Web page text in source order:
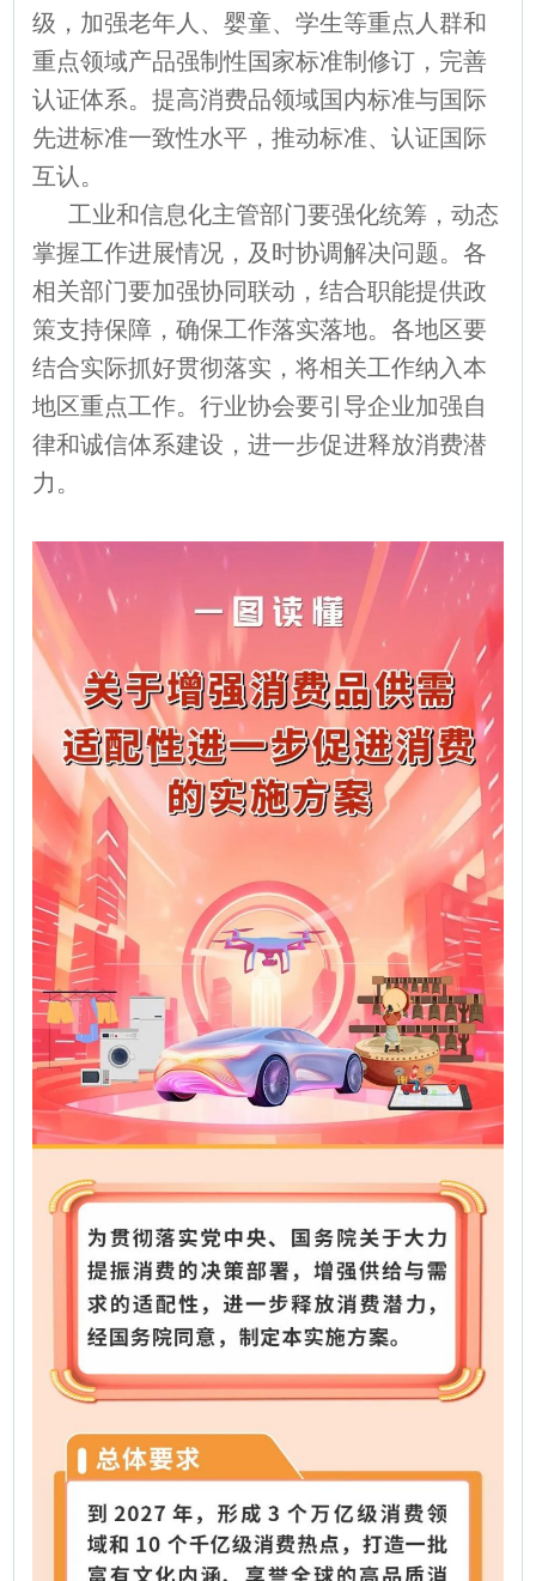
级，加强老年人、婴童、学生等重点人群和
重点领域产品强制性国家标准制修订，完善
认证体系。提高消费品领域国内标准与国际
先进标准一致性水平，推动标准、认证国际
互认。
工业和信息化主管部门要强化统筹，动态
掌握工作进展情况，及时协调解决问题。各
相关部门要加强协同联动，结合职能提供政
策支持保障，确保工作落实落地。各地区要
结合实际抓好贯彻落实，将相关工作纳入本
地区重点工作。行业协会要引导企业加强自
律和诚信体系建设，进一步促进释放消费潜
力。